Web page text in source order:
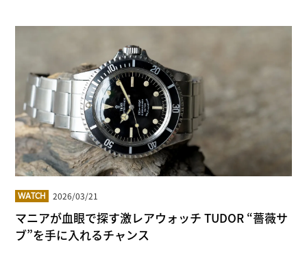
WATCH 2026/03/21
マニアが血眼で探す激レアウォッチ TUDOR “薔薇サ
ブ”を手に入れるチャンス